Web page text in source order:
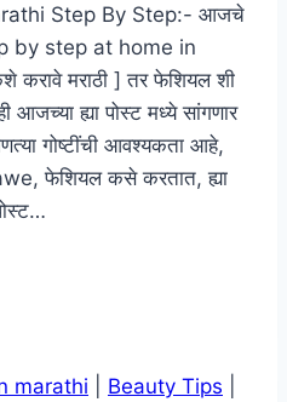
Step By Step:- आजचे
by step at home in
मराठी ] तर फेशियल शी
आजच्या ह्या पोस्ट मध्ये सांगणार
गोष्टींची आवश्यकता आहे,
फेशियल कसे करतात, ह्या
marathi Beauty Tips